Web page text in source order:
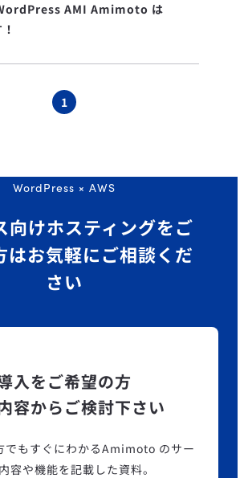
AMI Amimoto は
1
WordPress × AWS
向けホスティングをご
はお気軽にご相談くだ
さい
入をご希望の方
容からご検討下さい
でもすぐにわかるAmimoto のサー
容や機能を記載した資料。